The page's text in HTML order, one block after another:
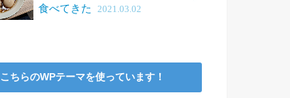
食べてきた
2021.03.02
こちらのWPテーマを使っています！